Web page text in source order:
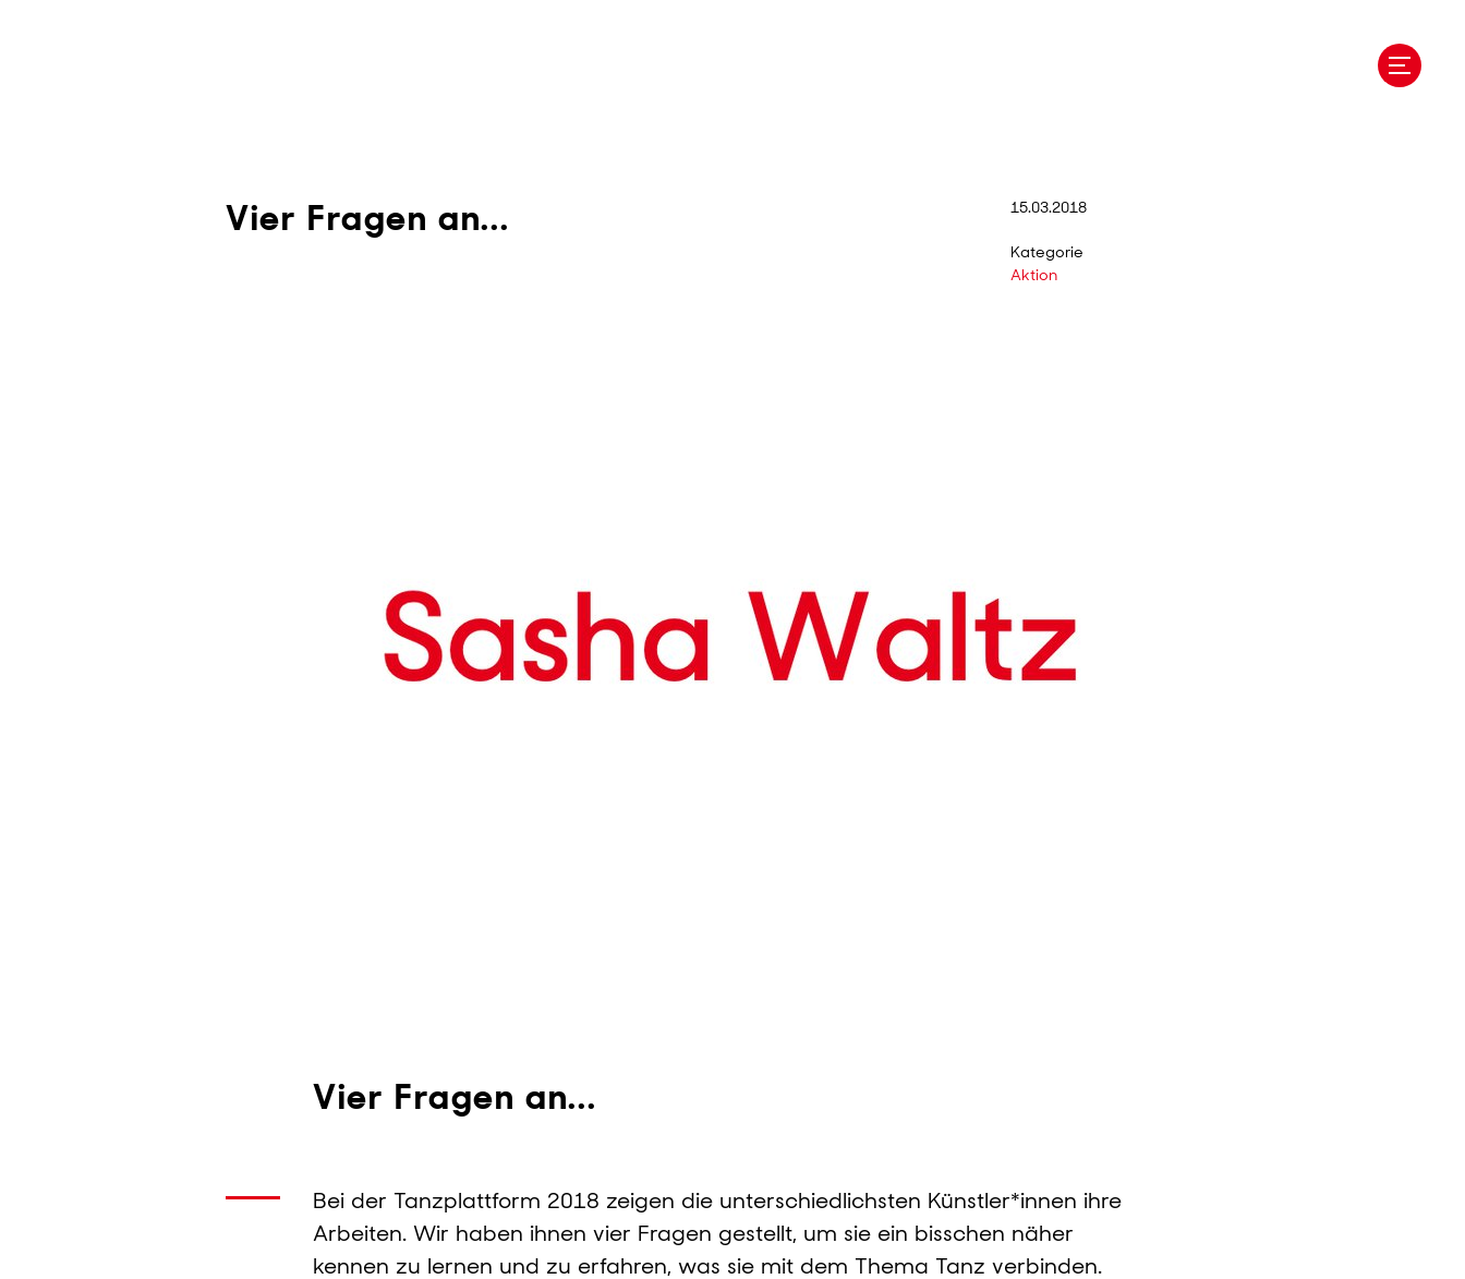
Vier Fragen an... 15.03.2018
Kategorie
Aktion
Vier Fragen an...
Bei der Tanzplattform 2018 zeigen die unterschiedlichsten Künstler*innen ihre
Arbeiten. Wir haben ihnen vier Fragen gestellt, um sie ein bisschen näher
kennen zu lernen und zu erfahren, was sie mit dem Thema Tanz verbinden.